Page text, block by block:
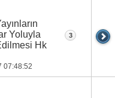
Yoluyla
Hk
07:48:52
3